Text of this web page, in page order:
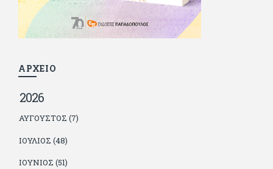
σε όλα τα σπορ. Δεν είναι παντρεμένος, αλλά θαυμάζει όσους
βρίσκουν το κουράγιο να το κάνουν. Αντίθετα από πολλούς
φίλους του δεν πληρώνει διατροφές. Ελπίζει ότι δεν έχει
παιδιά. Απειλεί ότι θα γράφει όσο υπάρχουν άνθρωποι που
ΑΡΧΕΙΟ
2026
ΑΎΓΟΥΣΤΟΣ (7)
ΙΟΎΛΙΟΣ (48)
ΙΟΎΝΙΟΣ (51)